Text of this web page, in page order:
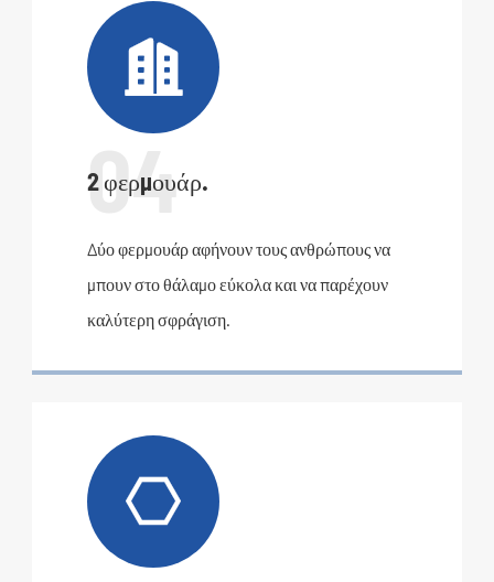

04
2 φερμουάρ.
Δύο φερμουάρ αφήνουν τους ανθρώπους να
μπουν στο θάλαμο εύκολα και να παρέχουν
καλύτερη σφράγιση.
